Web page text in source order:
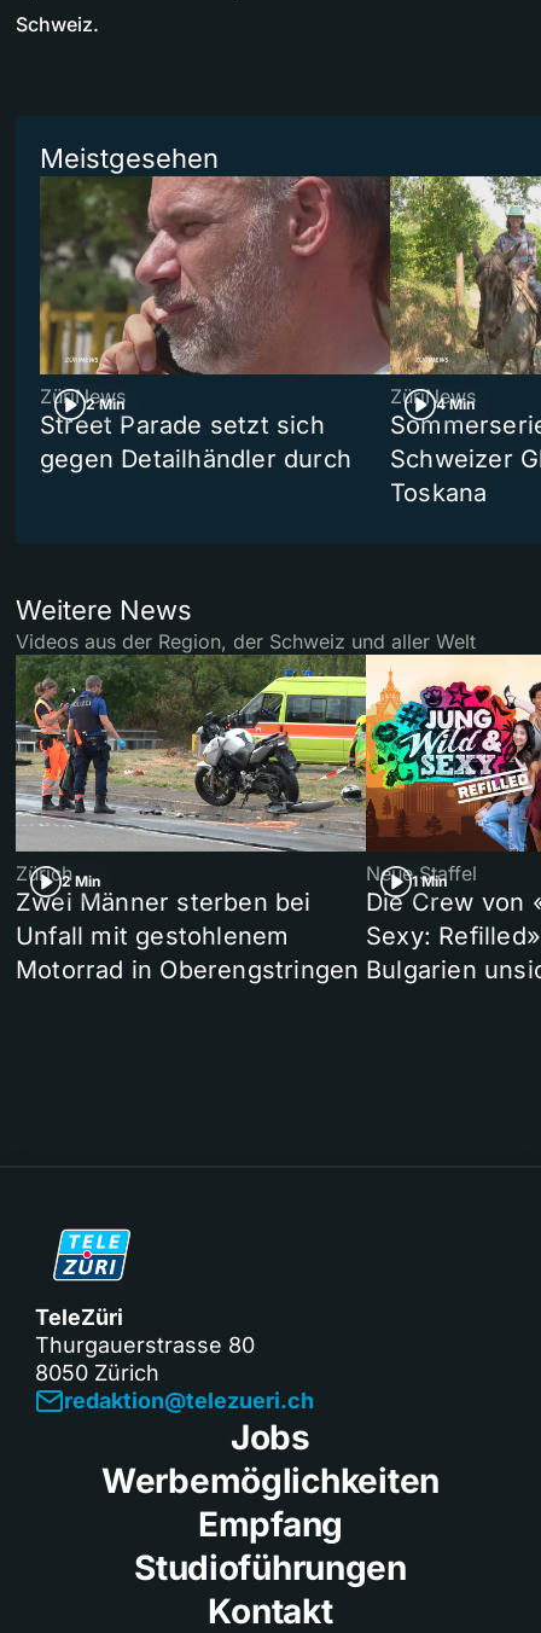
Schweiz.
Meistgesehen
2 Min
ZüriNews
Street Parade setzt sich
gegen Detailhändler durch
4 Min
ZüriNews
Schweizer
Toskana
Weitere News
Videos aus der Region, der Schweiz und aller Welt
2 Min
Zürich
Zwei Männer sterben bei
Unfall mit gestohlenem
Motorrad in Oberengstringen
1 Min
Neue Staffel
Die Crew von
Sexy:
Bulgarien
TeleZüri
Thurgauerstrasse 80
8050 Zürich
redaktion@telezueri.ch
Jobs
Werbemöglichkeiten
Empfang
Studioführungen
Kontakt